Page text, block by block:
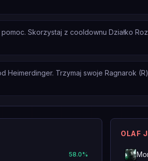
Skorzystaj z cooldownu Działko
Heimerdinger. Trzymaj swoje Ragnarok
58.0%
OLAF